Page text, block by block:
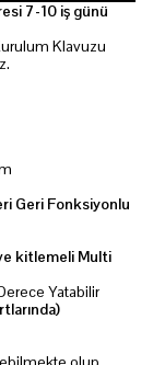
7-10 iş günü
Klavuzu
Geri Fonksiyonlu
kitlemeli Multi
Yatabilir